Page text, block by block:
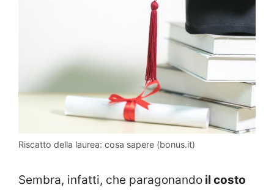
Riscatto della laurea: cosa sapere (bonus.it)
Sembra, infatti, che paragonando il costo